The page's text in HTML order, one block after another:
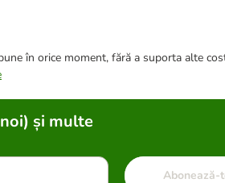
în orice moment, fără a suporta alte
și multe
Abonează-